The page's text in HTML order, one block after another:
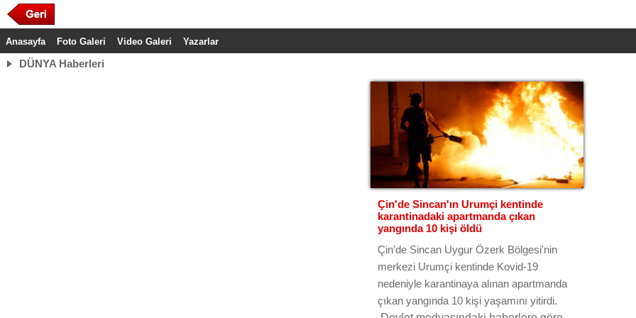
Anasayfa Foto Galeri Video Galeri Yazarlar
DÜNYA Haberleri
Çin'de Sincan'ın Urumçi kentinde
karantinadaki apartmanda çıkan
yangında 10 kişi öldü
Çin'de Sincan Uygur Özerk Bölgesi'nin
merkezi Urumçi kentinde Kovid-19
nedeniyle karantinaya alınan apartmanda
çıkan yangında 10 kişi yaşamını yitirdi.